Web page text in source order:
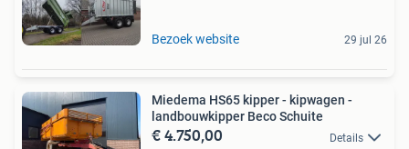
Bezoek website 29 jul 26
Miedema HS65 kipper - kipwagen -
landbouwkipper Beco Schuite
€ 4.750,00 Details